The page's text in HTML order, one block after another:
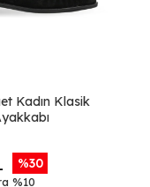
Kadın Klasik
%30
%10